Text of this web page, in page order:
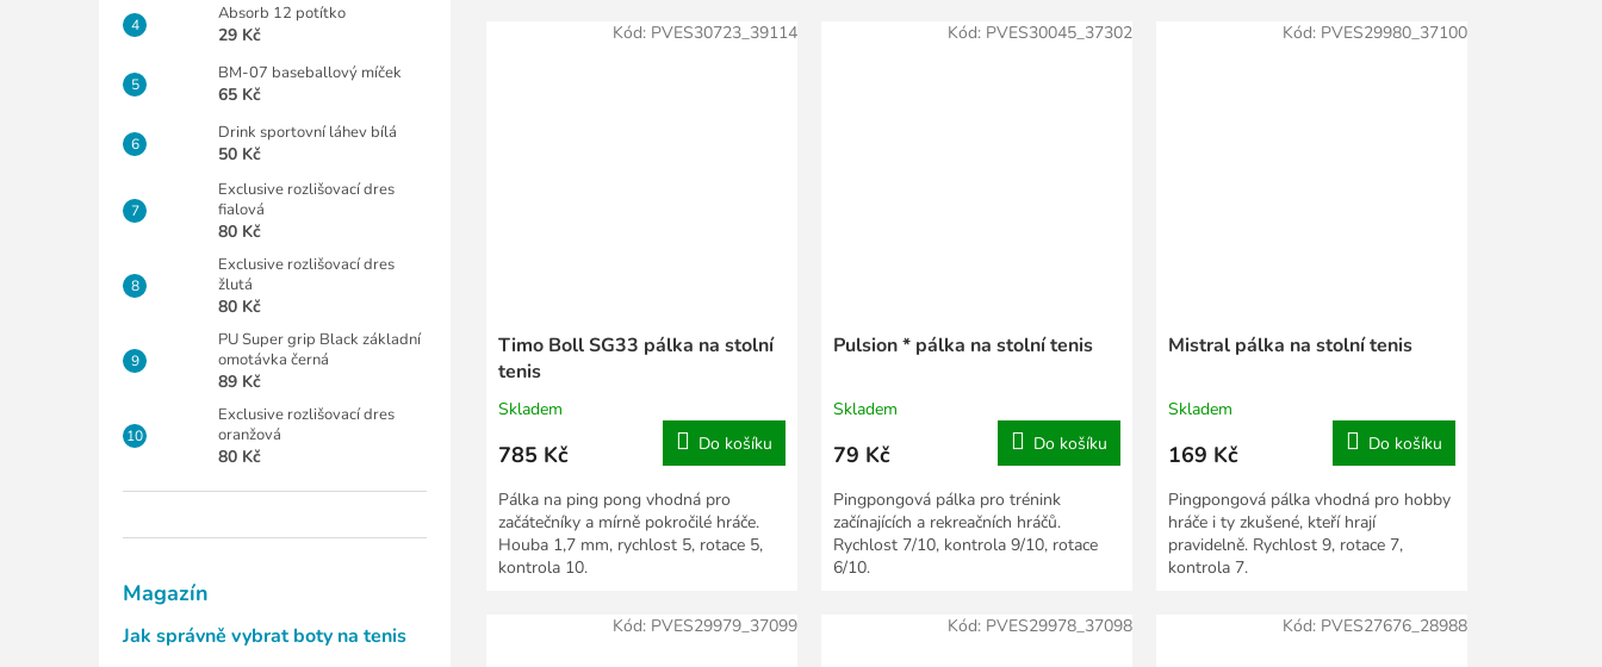
Absorb 12 potítko
29 Kč
BM-07 baseballový míček
65 Kč
Drink sportovní láhev bílá
50 Kč
Exclusive rozlišovací dres
fialová
80 Kč
Exclusive rozlišovací dres
žlutá
80 Kč
PU Super grip Black základní
omotávka černá
89 Kč
Exclusive rozlišovací dres
oranžová
80 Kč
Magazín
Jak správně vybrat boty na tenis
Timo Boll SG33 pálka na stolní
tenis
Skladem
785 Kč Do košíku
Pálka na ping pong vhodná pro
začátečníky a mírně pokročilé hráče.
Houba 1,7 mm, rychlost 5, rotace 5,
kontrola 10.
Kód: PVES30723_39114
Pulsion * pálka na stolní tenis
Skladem
79 Kč Do košíku
Pingpongová pálka pro trénink
začínajících a rekreačních hráčů.
Rychlost 7/10, kontrola 9/10, rotace
6/10.
Kód: PVES30045_37302
Mistral pálka na stolní tenis
Skladem
169 Kč Do košíku
Pingpongová pálka vhodná pro hobby
hráče i ty zkušené, kteří hrají
pravidelně. Rychlost 9, rotace 7,
kontrola 7.
Kód: PVES29980_37100
Kód: PVES29979_37099 Kód: PVES29978_37098 Kód: PVES27676_28988